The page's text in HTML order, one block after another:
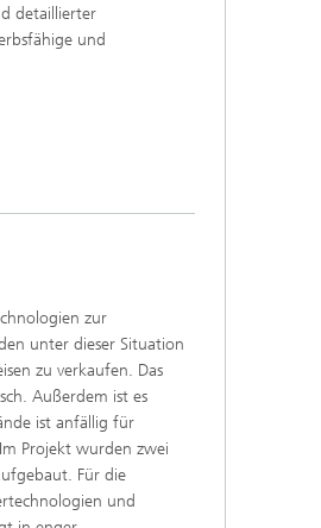
detaillierter
und
zur
unter dieser Situation
zu verkaufen. Das
Außerdem ist es
ist anfällig für
Projekt wurden zwei
Für die
und